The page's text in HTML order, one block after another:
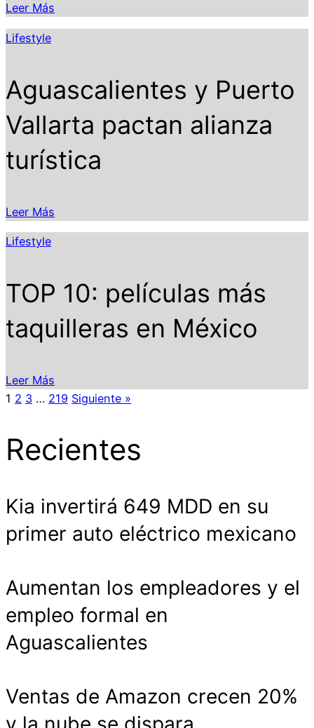
Leer Más
Lifestyle
Aguascalientes y Puerto
Vallarta pactan alianza
turística
Leer Más
Lifestyle
TOP 10: películas más
taquilleras en México
Leer Más
1 2 3 … 219 Siguiente »
Recientes
Kia invertirá 649 MDD en su
primer auto eléctrico mexicano
Aumentan los empleadores y el
empleo formal en
Aguascalientes
Ventas de Amazon crecen 20%